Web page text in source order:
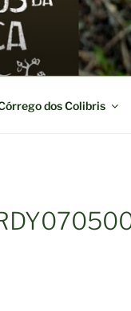
DA
dos Colibris